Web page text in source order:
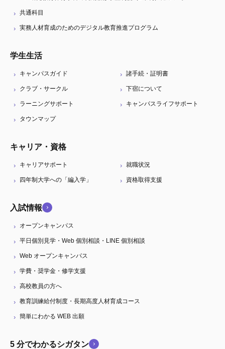
共通科目
実務人材育成のためのデジタル教育推進プログラム
学生生活
キャンパスガイド 諸手続・証明書
クラブ・サークル 下宿について
ラーニングサポート キャンパスライフサポート
タウンマップ
キャリア・資格
キャリアサポート 就職状況
四年制大学への「編入学」 資格取得支援
入試情報
オープンキャンパス
平日個別見学・Web 個別相談・LINE 個別相談
Web オープンキャンパス
学費・奨学金・修学支援
高校教員の方へ
教育訓練給付制度・長期高度人材育成コース
簡単にわかる WEB 出願
5 分でわかるシガタン